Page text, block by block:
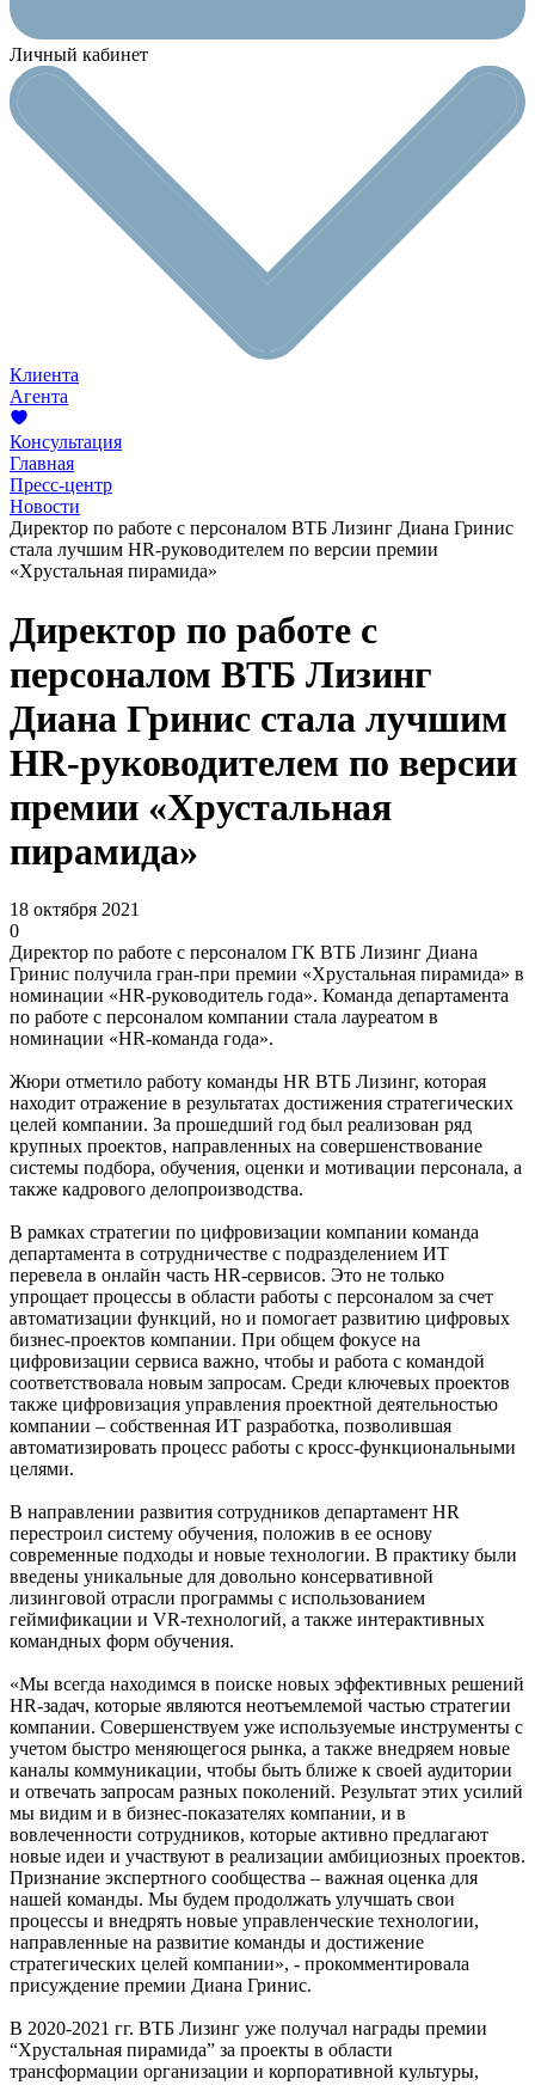
Личный кабинет
Клиента
Агента
Консультация
Главная
Пресс-центр
Новости
Директор по работе с персоналом ВТБ Лизинг Диана Гринис
стала лучшим HR-руководителем по версии премии
«Хрустальная пирамида»
Директор по работе с
персоналом ВТБ Лизинг
Диана Гринис стала лучшим
HR-руководителем по версии
премии «Хрустальная
пирамида»
18 октября 2021
0
Директор по работе с персоналом ГК ВТБ Лизинг Диана
Гринис получила гран-при премии «Хрустальная пирамида» в
номинации «HR-руководитель года». Команда департамента
по работе с персоналом компании стала лауреатом в
номинации «HR-команда года».
Жюри отметило работу команды HR ВТБ Лизинг, которая
находит отражение в результатах достижения стратегических
целей компании. За прошедший год был реализован ряд
крупных проектов, направленных на совершенствование
системы подбора, обучения, оценки и мотивации персонала, а
также кадрового делопроизводства.
В рамках стратегии по цифровизации компании команда
департамента в сотрудничестве с подразделением ИТ
перевела в онлайн часть HR-сервисов. Это не только
упрощает процессы в области работы с персоналом за счет
автоматизации функций, но и помогает развитию цифровых
бизнес-проектов компании. При общем фокусе на
цифровизации сервиса важно, чтобы и работа с командой
соответствовала новым запросам. Среди ключевых проектов
также цифровизация управления проектной деятельностью
компании – собственная ИТ разработка, позволившая
автоматизировать процесс работы с кросс-функциональными
целями.
В направлении развития сотрудников департамент HR
перестроил систему обучения, положив в ее основу
современные подходы и новые технологии. В практику были
введены уникальные для довольно консервативной
лизинговой отрасли программы с использованием
геймификации и VR-технологий, а также интерактивных
командных форм обучения.
«Мы всегда находимся в поиске новых эффективных решений
HR-задач, которые являются неотъемлемой частью стратегии
компании. Совершенствуем уже используемые инструменты с
учетом быстро меняющегося рынка, а также внедряем новые
каналы коммуникации, чтобы быть ближе к своей аудитории
и отвечать запросам разных поколений. Результат этих усилий
мы видим и в бизнес-показателях компании, и в
вовлеченности сотрудников, которые активно предлагают
новые идеи и участвуют в реализации амбициозных проектов.
Признание экспертного сообщества – важная оценка для
нашей команды. Мы будем продолжать улучшать свои
процессы и внедрять новые управленческие технологии,
направленные на развитие команды и достижение
стратегических целей компании», - прокомментировала
присуждение премии Диана Гринис.
В 2020-2021 гг. ВТБ Лизинг уже получал награды премии
“Хрустальная пирамида” за проекты в области
трансформации организации и корпоративной культуры,